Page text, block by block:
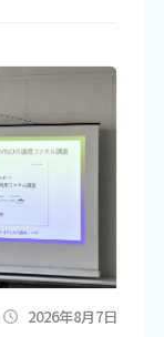
2026年8月7日